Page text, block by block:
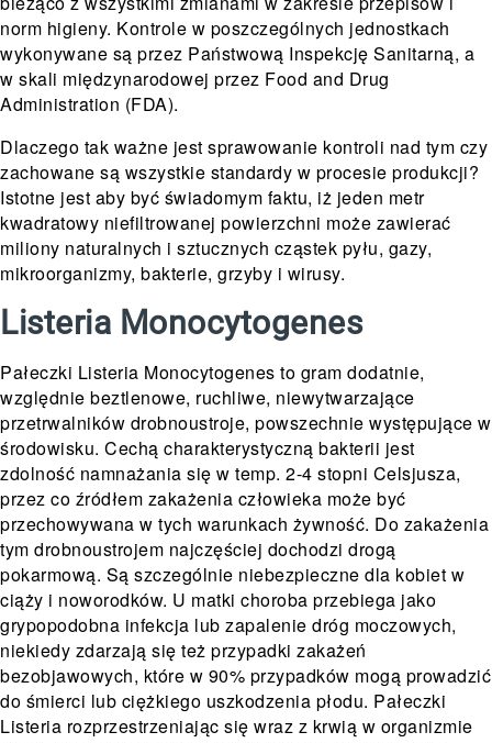
norm higieny. Kontrole w poszczególnych jednostkach
wykonywane są przez Państwową Inspekcję Sanitarną, a
w skali międzynarodowej przez Food and Drug
Administration (FDA).
Dlaczego tak ważne jest sprawowanie kontroli nad tym czy
zachowane są wszystkie standardy w procesie produkcji?
Istotne jest aby być świadomym faktu, iż jeden metr
kwadratowy niefiltrowanej powierzchni może zawierać
miliony naturalnych i sztucznych cząstek pyłu, gazy,
mikroorganizmy, bakterie, grzyby i wirusy.
Listeria Monocytogenes
Pałeczki Listeria Monocytogenes to gram dodatnie,
względnie beztlenowe, ruchliwe, niewytwarzające
przetrwalników drobnoustroje, powszechnie występujące w
środowisku. Cechą charakterystyczną bakterii jest
zdolność namnażania się w temp. 2-4 stopni Celsjusza,
przez co źródłem zakażenia człowieka może być
przechowywana w tych warunkach żywność. Do zakażenia
tym drobnoustrojem najczęściej dochodzi drogą
pokarmową. Są szczególnie niebezpieczne dla kobiet w
ciąży i noworodków. U matki choroba przebiega jako
grypopodobna infekcja lub zapalenie dróg moczowych,
niekiedy zdarzają się też przypadki zakażeń
bezobjawowych, które w 90% przypadków mogą prowadzić
do śmierci lub ciężkiego uszkodzenia płodu. Pałeczki
Listeria rozprzestrzeniając się wraz z krwią w organizmie